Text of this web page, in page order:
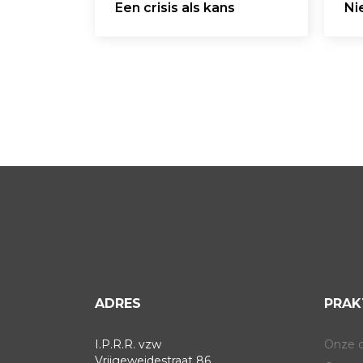
Een crisis als kans
ADRES
I.P.R.R. vzw
Onze